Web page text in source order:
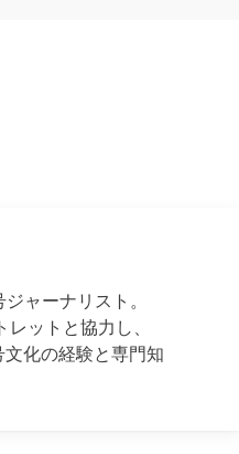
ャーナリスト。
ットと協力し、
化の経験と専門知